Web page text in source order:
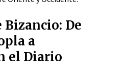
Bizancio: De
a
el Diario